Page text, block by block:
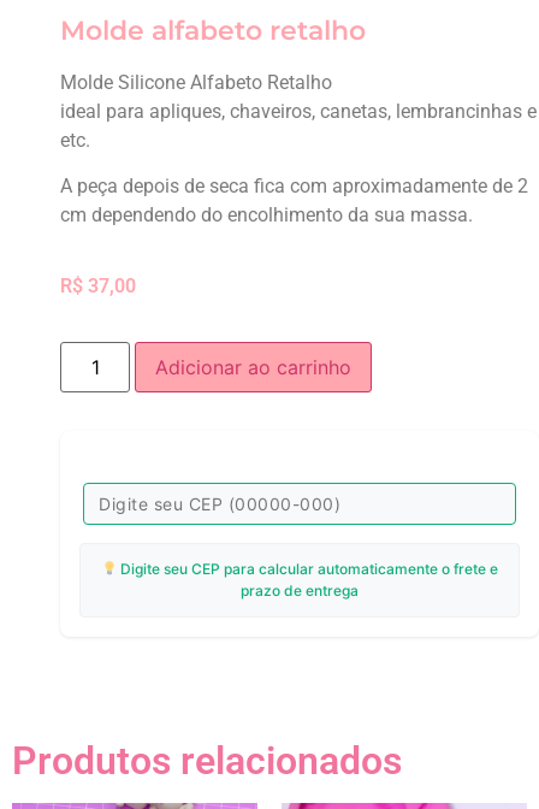
Molde alfabeto retalho
Molde Silicone Alfabeto Retalho
ideal para apliques, chaveiros, canetas, lembrancinhas e
etc.
A peça depois de seca fica com aproximadamente de 2
cm dependendo do encolhimento da sua massa.
R$ 37,00
Adicionar ao carrinho
Digite seu CEP para calcular automaticamente o frete e
prazo de entrega
Produtos relacionados